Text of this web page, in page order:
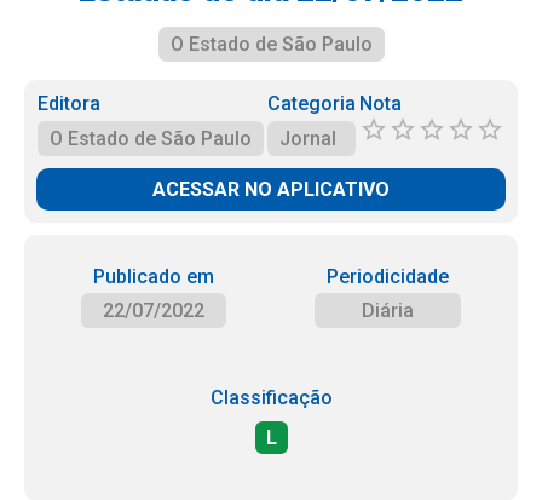
O Estado de São Paulo
Editora
O Estado de São Paulo
Categoria
Jornal
Nota
ACESSAR NO APLICATIVO
Publicado em
22/07/2022
Periodicidade
Diária
Classificação
L